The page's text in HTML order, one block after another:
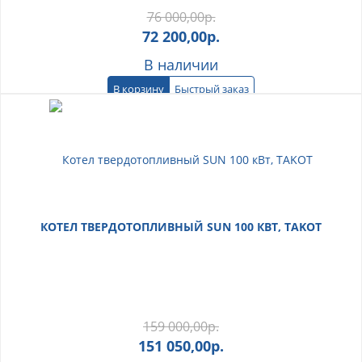
76 000,00р.
72 200,00р.
В наличии
В корзину Быстрый заказ
КОТЕЛ ТВЕРДОТОПЛИВНЫЙ SUN 100 КВТ, TAKOT
159 000,00р.
151 050,00р.